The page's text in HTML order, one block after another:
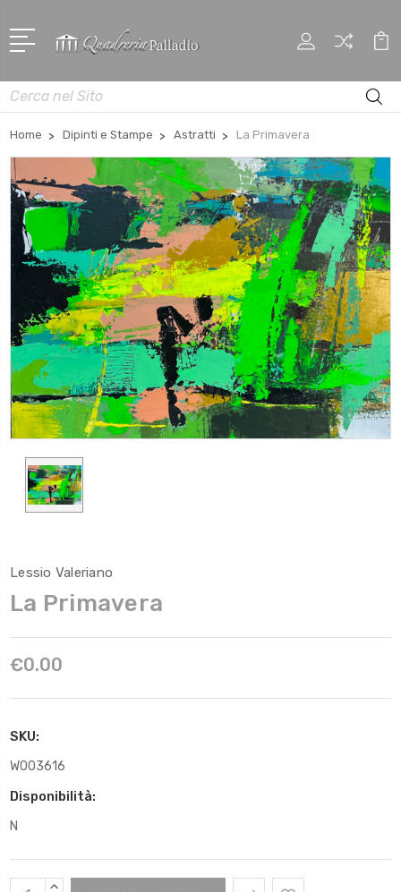
Cerca
Home Dipinti e Stampe Astratti La Primavera
Lessio Valeriano
La Primavera
€0.00
SKU:
W003616
Disponibilità:
N
ScortaAUMENTARE